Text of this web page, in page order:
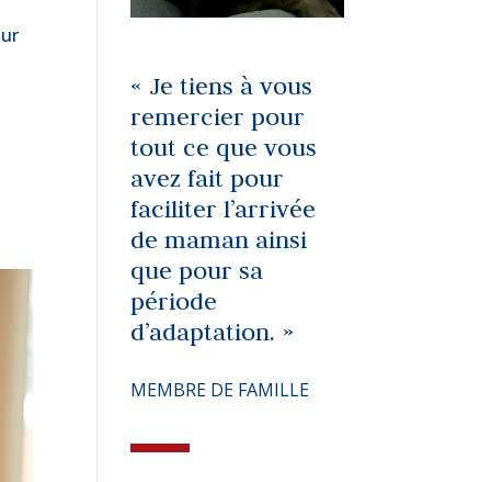
« Je tiens à vous
remercier pour
tout ce que vous
avez fait pour
faciliter l’arrivée
de maman ainsi
que pour sa
période
d’adaptation. »
MEMBRE DE FAMILLE